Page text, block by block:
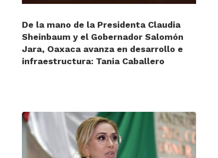
De la mano de la Presidenta Claudia
Sheinbaum y el Gobernador Salomón
Jara, Oaxaca avanza en desarrollo e
infraestructura: Tania Caballero